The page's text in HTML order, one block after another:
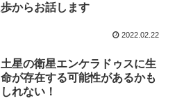
歩からお話します
2022.02.22
土星の衛星エンケラドゥスに生
命が存在する可能性があるかも
しれない！